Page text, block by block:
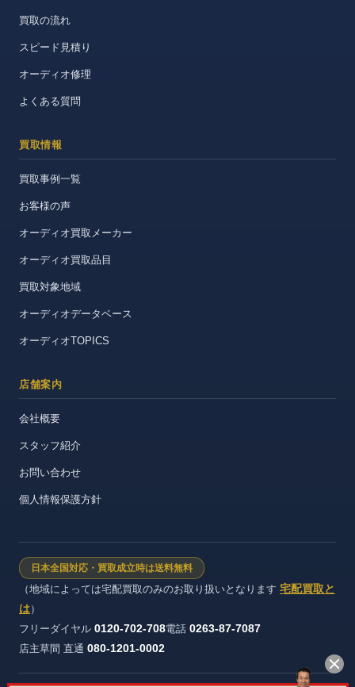
買取の流れ
スピード見積り
オーディオ修理
よくある質問
買取情報
買取事例一覧
お客様の声
オーディオ買取メーカー
オーディオ買取品目
買取対象地域
オーディオデータベース
オーディオTOPICS
店舗案内
会社概要
スタッフ紹介
お問い合わせ
個人情報保護方針
日本全国対応・買取成立時は送料無料
（地域によっては宅配買取のみのお取り扱いとなります 宅配買取と
は）
フリーダイヤル 0120-702-708電話 0263-87-7087
店主草間 直通 080-1201-0002